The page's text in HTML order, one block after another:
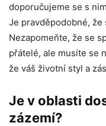
doporučujeme se s
Je pravděpodobné,
Nezapomeňte, že se
přátelé, ale musíte se
že váš životní styl a
Je v oblasti
zázemí?